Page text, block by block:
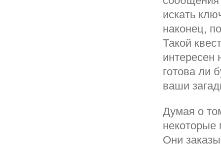
искать
наконец,
Такой
интересен
готова ли
ваши
Думая о
Они